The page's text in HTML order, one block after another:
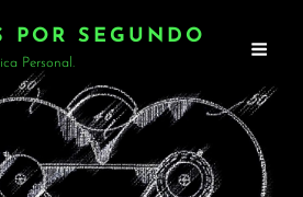
POR SEGUNDO
Personal.